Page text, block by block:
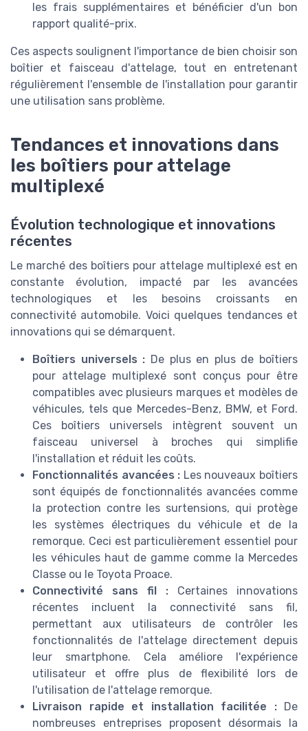
les frais supplémentaires et bénéficier d'un bon
rapport qualité-prix.
Ces aspects soulignent l'importance de bien choisir son
boîtier et faisceau d'attelage, tout en entretenant
régulièrement l'ensemble de l'installation pour garantir
une utilisation sans problème.
Tendances et innovations dans
les boîtiers pour attelage
multiplexé
Évolution technologique et innovations
récentes
Le marché des boîtiers pour attelage multiplexé est en
constante évolution, impacté par les avancées
technologiques et les besoins croissants en
connectivité automobile. Voici quelques tendances et
innovations qui se démarquent.
Boîtiers universels : De plus en plus de boîtiers
pour attelage multiplexé sont conçus pour être
compatibles avec plusieurs marques et modèles de
véhicules, tels que Mercedes-Benz, BMW, et Ford.
Ces boîtiers universels intègrent souvent un
faisceau universel à broches qui simplifie
l'installation et réduit les coûts.
Fonctionnalités avancées : Les nouveaux boîtiers
sont équipés de fonctionnalités avancées comme
la protection contre les surtensions, qui protège
les systèmes électriques du véhicule et de la
remorque. Ceci est particulièrement essentiel pour
les véhicules haut de gamme comme la Mercedes
Classe ou le Toyota Proace.
Connectivité sans fil : Certaines innovations
récentes incluent la connectivité sans fil,
permettant aux utilisateurs de contrôler les
fonctionnalités de l'attelage directement depuis
leur smartphone. Cela améliore l'expérience
utilisateur et offre plus de flexibilité lors de
l'utilisation de l'attelage remorque.
Livraison rapide et installation facilitée :De
nombreuses entreprises proposent désormais la